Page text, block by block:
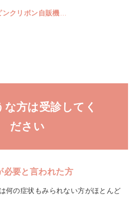
ンクリボン自販機
な方は受診してく
ださい
必要と言われた方
何の症状もみられない方がほとんど